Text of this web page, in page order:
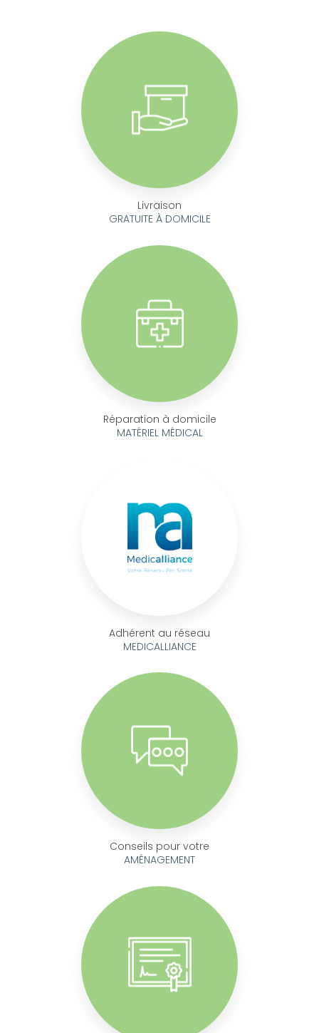
Livraison
GRATUITE À DOMICILE
Réparation à domicile
MATÉRIEL MÉDICAL
Adhérent au réseau
MEDICALLIANCE
Conseils pour votre
AMÉNAGEMENT